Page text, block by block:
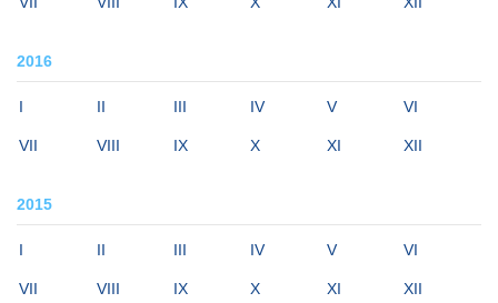
2016
I II III IV V VI
VII VIII IX X XI XII
2015
I II III IV V VI
VII VIII IX X XI XII